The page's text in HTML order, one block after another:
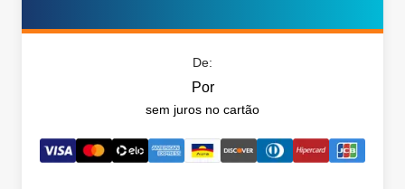
De:
Por
sem juros no cartão